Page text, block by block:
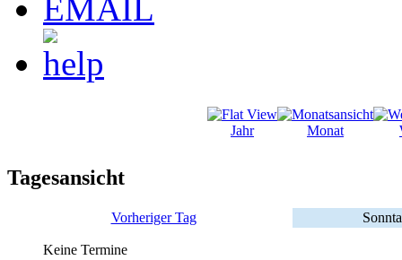
Jahr Monat
Tagesansicht
Vorheriger Tag
Keine Termine